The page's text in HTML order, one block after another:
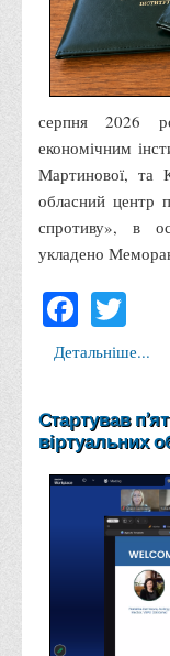
Адміністрація
Факультети
Обліково-
Торгівлі,
Економіки,
Кафедри
Маркетингу
Менеджменту
Інноваційної
Психології
Права
Обліку та
Фінансів
Іноземної
серпня 2026
економічним
Мартинової, та
обласний центр
спротиву», в
укладено
Детальніше...
Cтартував
віртуальних